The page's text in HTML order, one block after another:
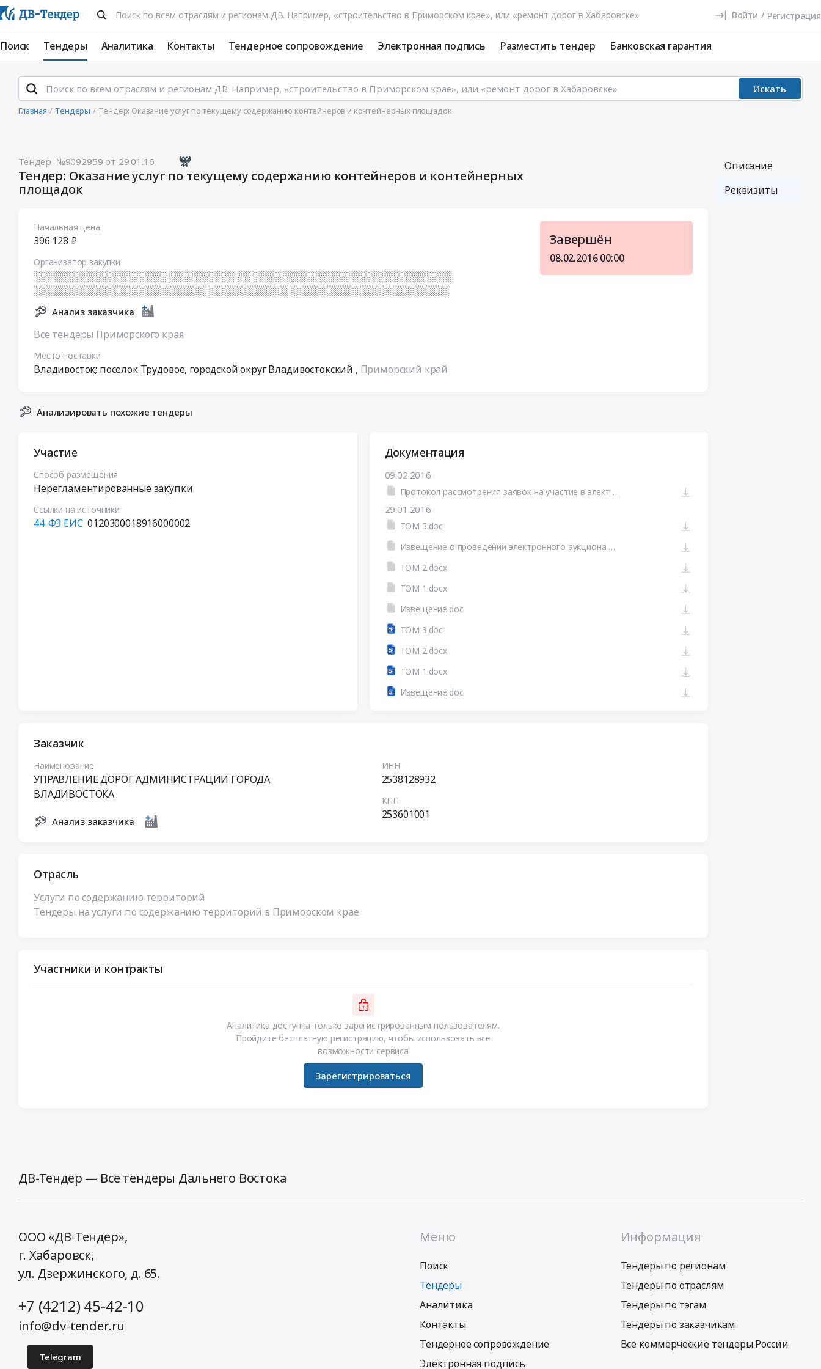
Войти / Регистрация
Поиск Тендеры Аналитика Контакты Тендерное сопровождение Электронная подпись Разместить тендер Банковская гарантия
Искать
Главная Тендеры Тендер: Оказание услуг по текущему содержанию контейнеров и контейнерных площадок
Тендер №9092959 от 29.01.16
Тендер: Оказание услуг по текущему содержанию контейнеров и контейнерных
площадок
Начальная цена
396 128 ₽
Организатор закупки
░░░░░░░░░░░░░░░░░░░░ ░░░░░░░░░░ ░░ ░░░░░░░░░░░░░░░░░░░░░░░░░░░░░░
░░░░░░░░░░░░░░░░░░░░░░░░░░ ░░░░░░░░░░░░ ░░░░░░░░░░░░░░░░░░░░░░░░
Анализ заказчика
Все тендеры Приморского края
Место поставки
Владивосток; поселок Трудовое, городской округ Владивостокский , Приморский край
Завершён
08.02.2016 00:00
Анализировать похожие тендеры
Участие
Способ размещения
Нерегламентированные закупки
Ссылки на источники
44-ФЗ ЕИС 0120300018916000002
Документация
09.02.2016
Протокол рассмотрения заявок на участие в электронном аукционе от 09.02.2016 №0120300018916000002-1
29.01.2016
ТОМ 3.doc
Извещение о проведении электронного аукциона от 29.01.2016 №0120300018916000002 (Печатная форма)
ТОМ 2.docx
ТОМ 1.docx
Извещение.doc
ТОМ 3.doc
ТОМ 2.docx
ТОМ 1.docx
Извещение.doc
Заказчик
Наименование
УПРАВЛЕНИЕ ДОРОГ АДМИНИСТРАЦИИ ГОРОДА
ВЛАДИВОСТОКА
Анализ заказчика
ИНН
2538128932
КПП
253601001
Отрасль
Услуги по содержанию территорий
Тендеры на услуги по содержанию территорий в Приморском крае
Участники и контракты
Аналитика доступна только зарегистрированным пользователям.
Пройдите бесплатную регистрацию, чтобы использовать все
возможности сервиса
Зарегистрироваться
Описание
Реквизиты
ДВ-Тендер — Все тендеры Дальнего Востока
ООО «ДВ-Тендер»,
г. Хабаровск,
ул. Дзержинского, д. 65.
+7 (4212) 45-42-10
info@dv-tender.ru
Telegram
Меню
Поиск
Тендеры
Аналитика
Контакты
Тендерное сопровождение
Электронная подпись
Информация
Тендеры по регионам
Тендеры по отраслям
Тендеры по тэгам
Тендеры по заказчикам
Все коммерческие тендеры России